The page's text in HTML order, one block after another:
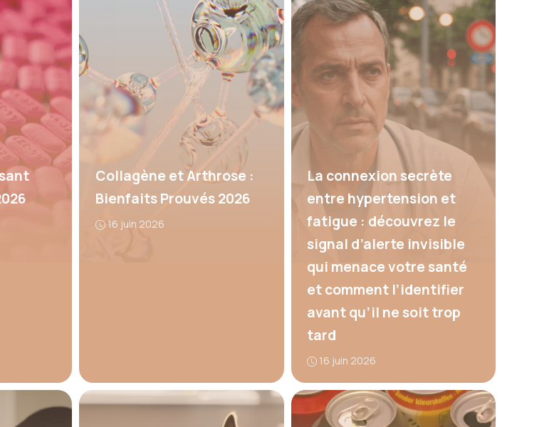
Collagène et Arthrose :
Bienfaits Prouvés 2026
16 juin 2026
La connexion secrète
entre hypertension et
fatigue : découvrez le
signal d’alerte invisible
qui menace votre santé
et comment l’identifier
avant qu’il ne soit trop
tard
16 juin 2026